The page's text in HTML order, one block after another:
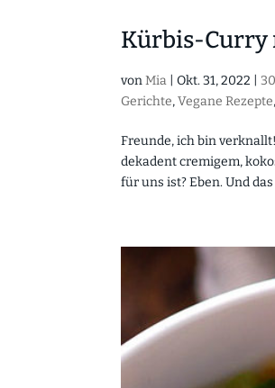
Kürbis-Curry
vonMia |Okt. 31, 2022 |
Gerichte,Vegane Rezepte
Freunde, ich bin
dekadent cremigem,
für uns ist? Eben. Und